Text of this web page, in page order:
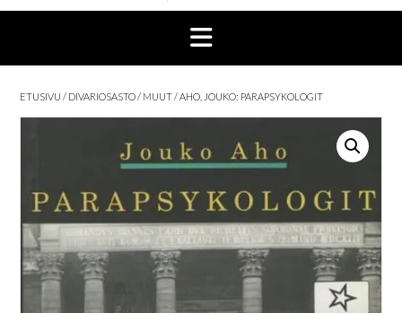
ETUSIVU / DIVARIOSASTO/ MUUT/ AHO, JOUKO: PARAPSYKOLOGIT